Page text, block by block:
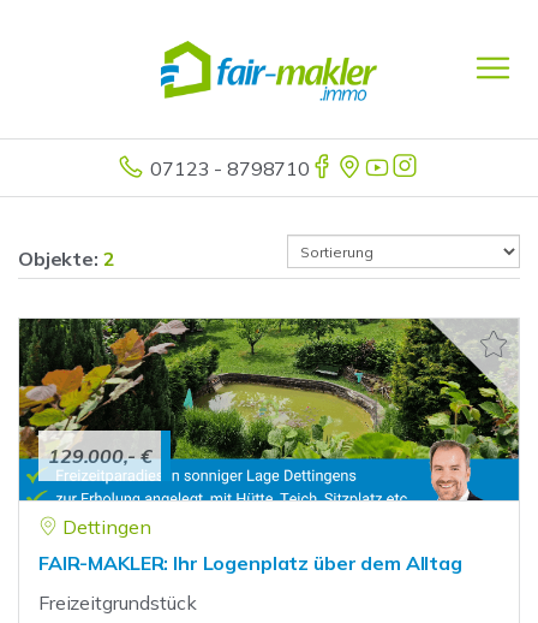
07123 - 8798710
Objekte: 2
129.000,- €
Dettingen
FAIR-MAKLER: Ihr Logenplatz über dem Alltag
Freizeitgrundstück